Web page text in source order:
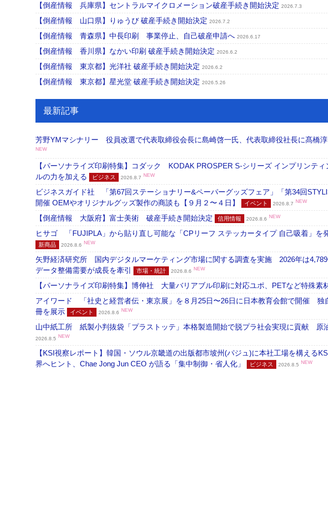
【倒産情報 兵庫県】セントラルマイクロメーション破産手続き開始決定 2026.7.3
【倒産情報 山口県】りゅうび 破産手続き開始決定 2026.7.2
【倒産情報 青森県】中長印刷 事業停止、自己破産申請へ 2026.6.17
【倒産情報 香川県】なかい印刷 破産手続き開始決定 2026.6.2
【倒産情報 東京都】光洋社 破産手続き開始決定 2026.6.2
【倒産情報 東京都】星光堂 破産手続き開始決定 2026.5.26
最新記事
芳野YMマシナリー 役員改選で代表取締役会長に島崎啓一氏、代表取締役社長に髙橋
NEW
【パーソナライズ印刷特集】コダック KODAK PROSPER S-シリーズ インプリンテ
ルの力を加える
ビジネス 2026.8.7 NEW
ビジネスガイド社 「第67回ステーショナリー&ペーパーグッズフェア」「第34回
開催 OEMやオリジナルグッズ製作の商談も【９月２〜４日】
イベント 2026.8.7 NEW
【倒産情報 大阪府】富士美術 破産手続き開始決定 信用情報 2026.8.6 NEW
ヒサゴ 「FUJIPLA」から貼り直し可能な「CPリーフ ステッカータイプ 自己吸着」
新商品 2026.8.6 NEW
矢野経済研究所 国内デジタルマーケティング市場に関する調査を実施 2026年は
データ整備需要が成長を牽引
市場・統計 2026.8.6 NEW
【パーソナライズ印刷特集】博伸社 大量バリアブル印刷に対応ユポ、PETなど特殊素
アイワード 「社史と経営者伝・東京展」を８月25日〜26日に日本教育会館で開催 独
冊を展示
イベント 2026.8.6 NEW
山中紙工所 紙製小判抜袋「プラストッテ」本格製造開始で脱プラ社会実現に貢献 原
2026.8.5 NEW
【KSI視察レポート】韓国・ソウル京畿道の出版都市坡州(パジュ)に本社工場を構える
界へヒント、Chae Jong Jun CEO が語る「集中制御・省人化」
ビジネス 2026.8.5 NEW